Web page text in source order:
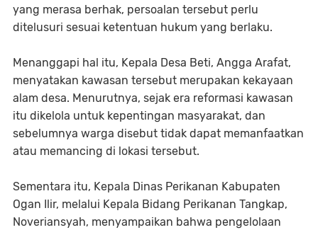
yang merasa berhak, persoalan tersebut perlu
ditelusuri sesuai ketentuan hukum yang berlaku.
Menanggapi hal itu, Kepala Desa Beti, Angga Arafat,
menyatakan kawasan tersebut merupakan kekayaan
alam desa. Menurutnya, sejak era reformasi kawasan
itu dikelola untuk kepentingan masyarakat, dan
sebelumnya warga disebut tidak dapat memanfaatkan
atau memancing di lokasi tersebut.
Sementara itu, Kepala Dinas Perikanan Kabupaten
Ogan Ilir, melalui Kepala Bidang Perikanan Tangkap,
Noveriansyah, menyampaikan bahwa pengelolaan